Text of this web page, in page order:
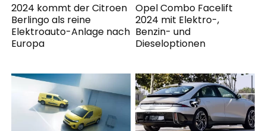
2024 kommt der Citroen
Berlingo als reine
Elektroauto-Anlage nach
Europa
Opel Combo Facelift
2024 mit Elektro-,
Benzin- und
Dieseloptionen